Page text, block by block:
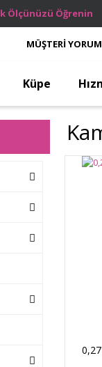
Ölçünüzü Öğrenin
MÜŞTERİ
Küpe